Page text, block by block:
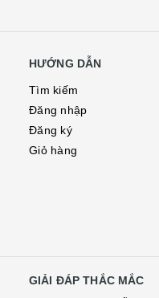
HƯỚNG DẪN
Tìm kiếm
Đăng nhập
Đăng ký
Giỏ hàng
GIẢI ĐÁP THẮC MẮC